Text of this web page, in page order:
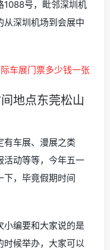
1088号，毗邻深圳机
从深圳机场到会展中
地点东莞松山
有车展、漫展之类
活动等等，今年五一
，毕竟假期时间
小编要和大家说的是
时候举办，大家可以